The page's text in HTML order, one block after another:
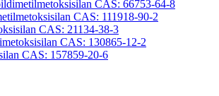
CAS: 66753-64-8
CAS: 111918-90-2
CAS: 21134-38-3
CAS: 130865-12-2
CAS: 157859-20-6